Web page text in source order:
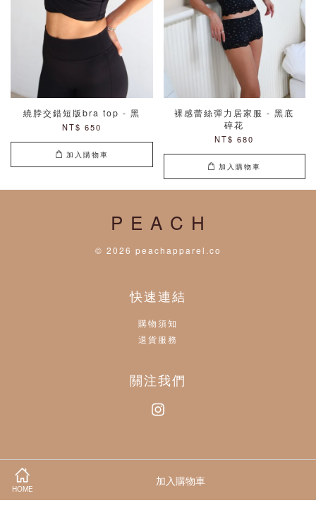
HOME
加入購物車
繞脖交錯短版bra top - 黑
NT$ 650
加入購物車
裸感蕾絲彈力居家服 - 黑底
碎花
NT$ 680
加入購物車
P E A C H
© 2026 peachapparel.co
快速連結
購物須知
退貨服務
關注我們
Visa Master